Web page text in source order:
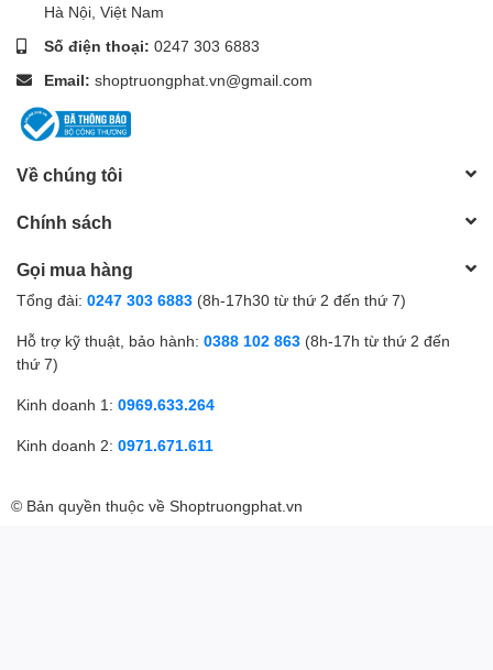
Hà Nội, Việt Nam
Số điện thoại: 0247 303 6883
Email: shoptruongphat.vn@gmail.com
Về chúng tôi
Chính sách
Gọi mua hàng
Tổng đài: 0247 303 6883 (8h-17h30 từ thứ 2 đến thứ 7)
Hỗ trợ kỹ thuật, bảo hành: 0388 102 863 (8h-17h từ thứ 2 đến
thứ 7)
Kinh doanh 1: 0969.633.264
Kinh doanh 2: 0971.671.611
© Bản quyền thuộc về Shoptruongphat.vn